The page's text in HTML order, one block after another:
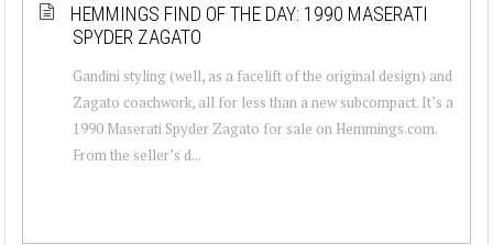
HEMMINGS FIND OF THE DAY: 1990 MASERATI
SPYDER ZAGATO
Gandini styling (well, as a facelift of the original design) and
Zagato coachwork, all for less than a new subcompact. It’s a
1990 Maserati Spyder Zagato for sale on Hemmings.com.
From the seller’s d...